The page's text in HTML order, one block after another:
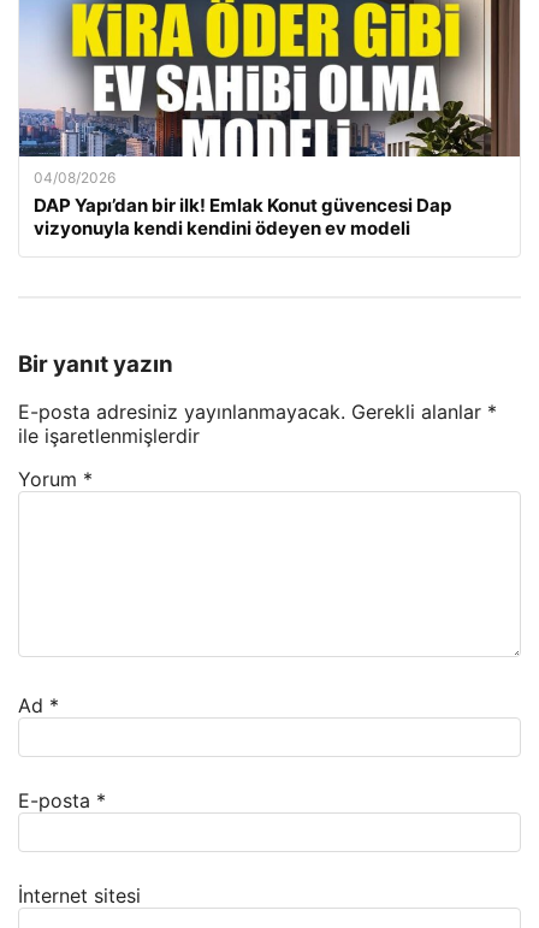
04/08/2026
DAP Yapı’dan bir ilk! Emlak Konut güvencesi Dap
vizyonuyla kendi kendini ödeyen ev modeli
Bir yanıt yazın
E-posta adresiniz yayınlanmayacak. Gerekli alanlar *
ile işaretlenmişlerdir
Yorum *
Ad *
E-posta *
İnternet sitesi